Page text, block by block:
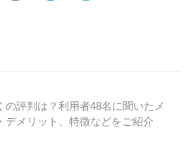
の評判は？利用者48名に聞いたメ
デメリット、特徴などをご紹介